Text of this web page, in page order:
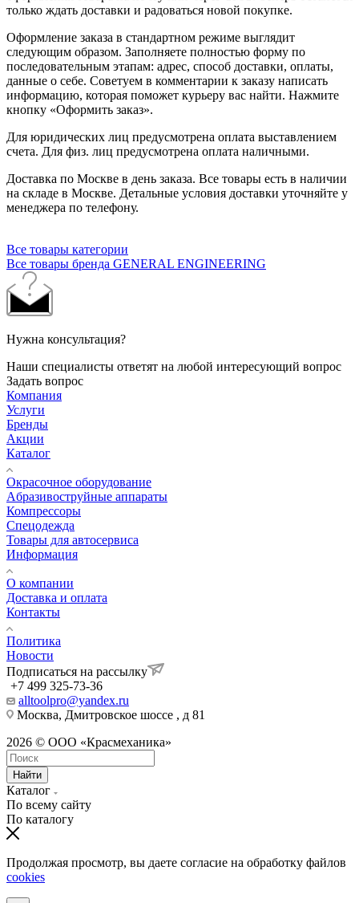
только ждать доставки и радоваться новой покупке.
Оформление заказа в стандартном режиме выглядит
следующим образом. Заполняете полностью форму по
последовательным этапам: адрес, способ доставки, оплаты,
данные о себе. Советуем в комментарии к заказу написать
информацию, которая поможет курьеру вас найти. Нажмите
кнопку «Оформить заказ».
Для юридических лиц предусмотрена оплата выставлением
счета. Для физ. лиц предусмотрена оплата наличными.
Доставка по Москве в день заказа. Все товары есть в наличии
на складе в Москве. Детальные условия доставки уточняйте у
менеджера по телефону.
Все товары категории
Все товары бренда GENERAL ENGINEERING
Нужна консультация?
Наши специалисты ответят на любой интересующий вопрос
Задать вопрос
Компания
Услуги
Бренды
Акции
Каталог
Окрасочное оборудование
Aбразивоструйные аппараты
Компрессоры
Спецодежда
Товары для автосервиса
Информация
О компании
Доставка и оплата
Контакты
Политика
Новости
Подписаться на рассылку
+7 499 325-73-36
alltoolpro@yandex.ru
Москва, Дмитровское шоссе , д 81
2026 © ООО «Красмеханика»
Найти
Каталог
По всему сайту
По каталогу
Продолжая просмотр, вы даете согласие на обработку файлов
cookies